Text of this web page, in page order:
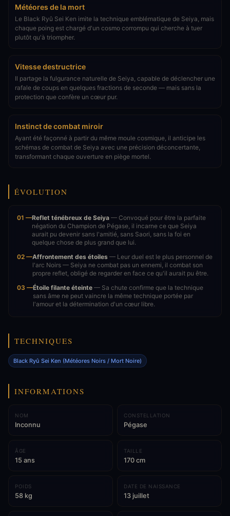
Météores de la mort
Le Black Ryû Sei Ken imite la technique emblématique de Seiya, mais
chaque poing est chargé d'un cosmo corrompu qui cherche à tuer
plutôt qu'à triompher.
Vitesse destructrice
Il partage la fulgurance naturelle de Seiya, capable de déclencher une
rafale de coups en quelques fractions de seconde — mais sans la
protection que confère un cœur pur.
Instinct de combat miroir
Ayant été façonné à partir du même moule cosmique, il anticipe les
schémas de combat de Seiya avec une précision déconcertante,
transformant chaque ouverture en piège mortel.
ÉVOLUTION
01 —Reflet ténébreux de Seiya — Convoqué pour être la parfaite
négation du Champion de Pégase, il incarne ce que Seiya
aurait pu devenir sans l'amitié, sans Saori, sans la foi en
quelque chose de plus grand que lui.
02 —Affrontement des étoiles — Leur duel est le plus personnel de
l'arc Noirs — Seiya ne combat pas un ennemi, il combat son
propre reflet, obligé de regarder en face ce qu'il aurait pu être.
03 —Étoile filante éteinte — Sa chute confirme que la technique
sans âme ne peut vaincre la même technique portée par
l'amour et la détermination d'un cœur libre.
TECHNIQUES
Black Ryû Sei Ken (Météores Noirs / Mort Noire)
INFORMATIONS
NOM
Inconnu
CONSTELLATION
Pégase
ÂGE
15 ans
TAILLE
170 cm
POIDS
58 kg
DATE DE NAISSANCE
13 juillet